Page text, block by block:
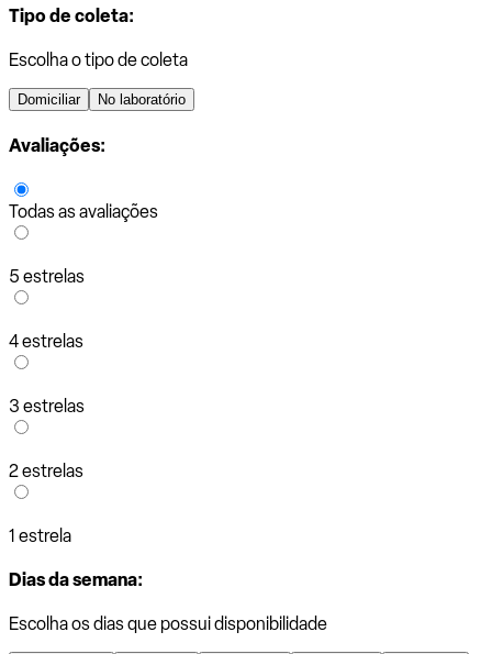
Tipo de coleta:
Escolha o tipo de coleta
Domiciliar No laboratório
Avaliações:
Todas as avaliações
5 estrelas
4 estrelas
3 estrelas
2 estrelas
1 estrela
Dias da semana:
Escolha os dias que possui disponibilidade